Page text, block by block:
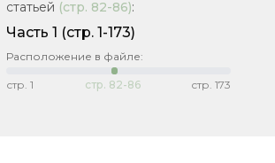
статьей (стр. 82-86):
Часть 1 (стр. 1-173)
Расположение в файле:
стр. 1 стр. 82-86 стр. 173